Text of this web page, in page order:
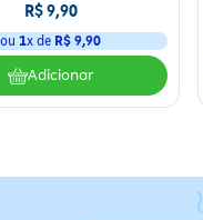
R$9,90
ou1x de R$ 9,90
Adicionar